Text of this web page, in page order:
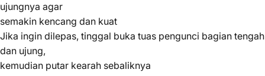
ujungnya agar
semakin kencang dan kuat
Jika ingin dilepas, tinggal buka tuas pengunci bagian tengah
dan ujung,
kemudian putar kearah sebaliknya